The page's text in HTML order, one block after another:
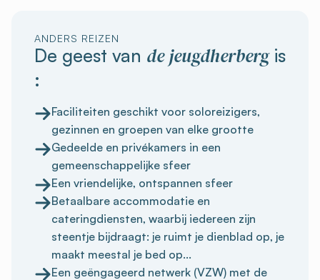
ANDERS REIZEN
De geest van de jeugdherbergis
:
Faciliteiten geschikt voor soloreizigers,
gezinnen en groepen van elke grootte
Gedeelde en privékamers in een
gemeenschappelijke sfeer
Een vriendelijke, ontspannen sfeer
Betaalbare accommodatie en
cateringdiensten, waarbij iedereen zijn
steentje bijdraagt: je ruimt je dienblad op, je
maakt meestal je bed op...
Een geëngageerd netwerk (VZW) met de